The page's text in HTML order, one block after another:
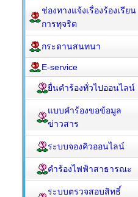
ช่องทางแจ้งเรื่องร้องเรียน
การทุจริต
กระดานสนทนา
E-service
ยื่นคำร้องทั่วไปออนไลน์
แบบคำร้องขอข้อมูล
ข่าวสาร
ระบบจองคิวออนไลน์
คำร้องไฟฟ้าสาธารณะ
ระบบตรวจสอบสิทธิ์